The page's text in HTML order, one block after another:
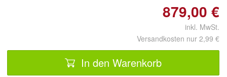
879,00 €
inkl. MwSt.
Versandkosten nur 2,99 €
In den Warenkorb